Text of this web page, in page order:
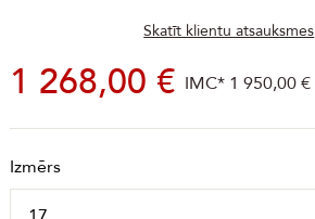
Skatīt klientu atsauksmes
1 268,00 € IMC* 1 950,00 €
Izmērs